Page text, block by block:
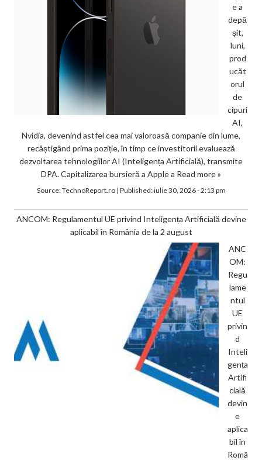
e a
depă
șit,
luni,
prod
ucăt
orul
de
cipuri
AI,
Nvidia, devenind astfel cea mai valoroasă companie din lume,
recâștigând prima poziție, în timp ce investitorii evaluează
dezvoltarea tehnologiilor AI (Inteligența Artificială), transmite
DPA. Capitalizarea bursieră a Apple a Read more »
Source:TechnoReport.ro| Published:iulie 30, 2026 - 2:13 pm
ANCOM: Regulamentul UE privind Inteligența Artificială devine
aplicabil în România de la 2 august
ANC
OM:
Regu
lame
ntul
UE
privin
d
Inteli
gența
Artifi
cială
devin
e
aplica
bil în
Româ